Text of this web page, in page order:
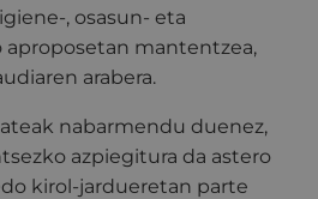
, osasun- eta
mantentzea,
arabera.
nabarmendu duenez,
azpiegitura da astero
kirol-jardueretan parte